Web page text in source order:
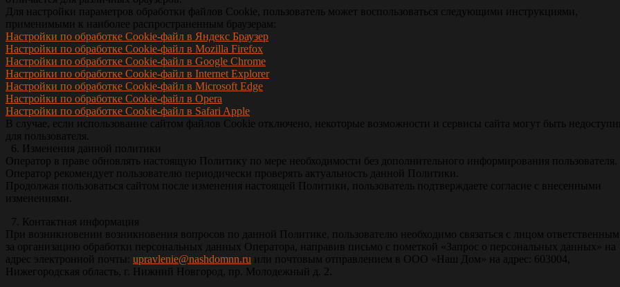
Для настройки параметров обработки файлов Cookie, пользователь может воспользоваться следующими инструкциями,
применимыми к наиболее распространенным браузерам:
Настройки по обработке Cookie-файл в Яндекс Браузер
Настройки по обработке Cookie-файл в Mozilla Firefox
Настройки по обработке Cookie-файл в Google Chrome
Настройки по обработке Cookie-файл в Internet Explorer
Настройки по обработке Cookie-файл в Microsoft Edge
Настройки по обработке Cookie-файл в Opera
Настройки по обработке Cookie-файл в Safari Apple
В случае, если использование сайтом файлов Сookie отключено, некоторые возможности и сервисы сайта могут быть
для пользователя.
6. Изменения данной политики
Оператор в праве обновлять настоящую Политику по мере необходимости без дополнительного информирования пользователя.
Оператор рекомендует пользователю периодически проверять актуальность данной Политики.
Продолжая пользоваться сайтом после изменения настоящей Политики, пользователь подтверждаете согласие с внесенными
изменениями.
7. Контактная информация
При возникновении возникновения вопросов по данной Политике, пользователю необходимо связаться с лицом ответственным
за организацию обработки персональных данных Оператора, направив письмо с пометкой «Запрос о персональных данных» на
адрес электронной почты: upravlenie@nashdomnn.ru или почтовым отправлением в ООО «Наш Дом» на адрес: 603004,
Нижегородская область, г. Нижний Новгород, пр. Молодежный д. 2.